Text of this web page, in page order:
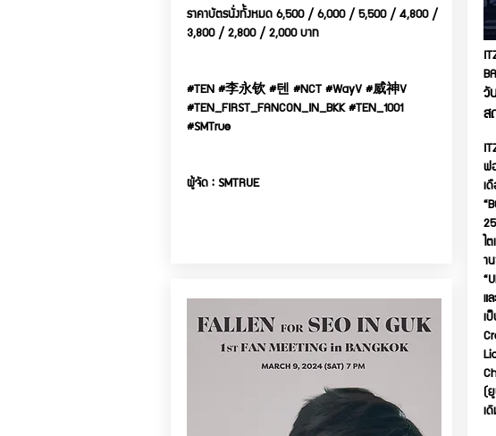
ราคาบัตรนั่งทั้งหมด 6,500 / 6,000 / 5,500 / 4,800 /
3,800 / 2,800 / 2,000 บาท
#TEN #李永钦 #텐 #NCT #WayV #威神V
#TEN_FIRST_FANCON_IN_BKK #TEN_1001
#SMTrue
ผู้จัด : SMTRUE
วั
ส
ฟ
เ
ไ
า
แ
เ
(
เ